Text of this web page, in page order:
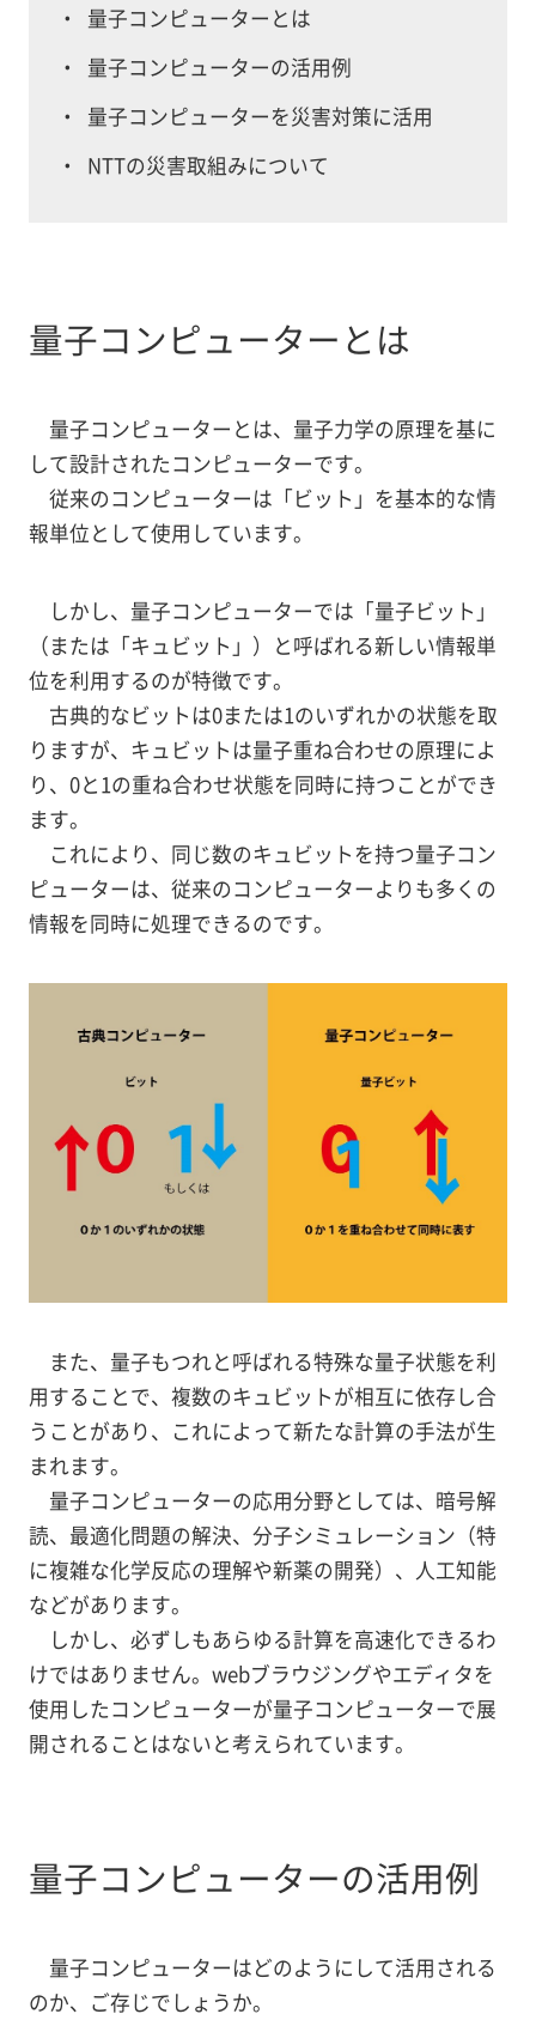
・
量子コンピューターとは
・
量子コンピューターの活用例
・
量子コンピューターを災害対策に活用
・
NTTの災害取組みについて
量子コンピューターとは
量子コンピューターとは、量子力学の原理を基に
して設計されたコンピューターです。
従来のコンピューターは「ビット」を基本的な情
報単位として使用しています。
しかし、量子コンピューターでは「量子ビット」
（または「キュビット」）と呼ばれる新しい情報単
位を利用するのが特徴です。
古典的なビットは0または1のいずれかの状態を取
りますが、キュビットは量子重ね合わせの原理によ
り、0と1の重ね合わせ状態を同時に持つことができ
ます。
これにより、同じ数のキュビットを持つ量子コン
ピューターは、従来のコンピューターよりも多くの
情報を同時に処理できるのです。
また、量子もつれと呼ばれる特殊な量子状態を利
用することで、複数のキュビットが相互に依存し合
うことがあり、これによって新たな計算の手法が生
まれます。
量子コンピューターの応用分野としては、暗号解
読、最適化問題の解決、分子シミュレーション（特
に複雑な化学反応の理解や新薬の開発）、人工知能
などがあります。
しかし、必ずしもあらゆる計算を高速化できるわ
けではありません。webブラウジングやエディタを
使用したコンピューターが量子コンピューターで展
開されることはないと考えられています。
量子コンピューターの活用例
量子コンピューターはどのようにして活用される
のか、ご存じでしょうか。